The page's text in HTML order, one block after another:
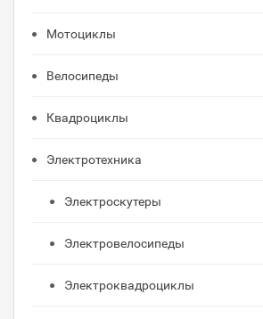
Мотоциклы
Велосипеды
Квадроциклы
Электротехника
Электроскутеры
Электровелосипеды
Электроквадроциклы